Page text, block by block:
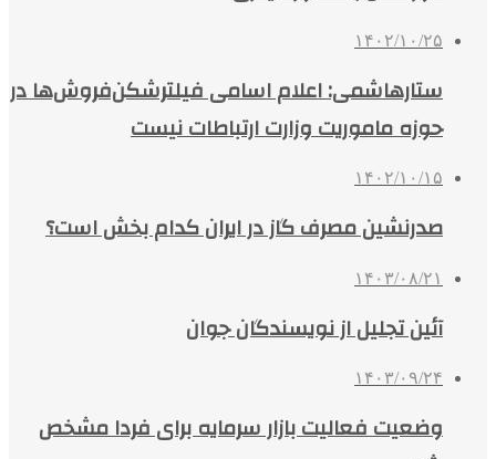
۱۴۰۲/۱۰/۲۵
ستارهاشمی: اعلام اسامی فیلترشکن‌فروش‌ها در
حوزه ماموریت وزارت ارتباطات نیست
۱۴۰۲/۱۰/۱۵
صدرنشین مصرف گاز در ایران کدام بخش است؟
۱۴۰۳/۰۸/۲۱
آئین تجلیل از نویسندگان جوان
۱۴۰۳/۰۹/۲۴
وضعیت فعالیت بازار سرمایه برای فردا مشخص